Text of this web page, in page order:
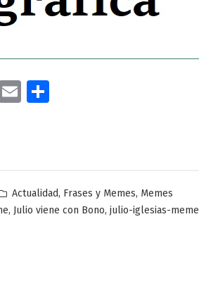
Email
Publicado
en
Actualidad, Frases y Memes, Memes
, Julio viene con Bono, julio-iglesias-meme